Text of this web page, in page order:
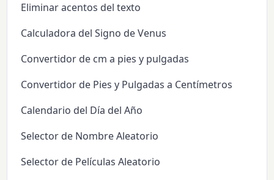
Eliminar acentos del texto
Calculadora del Signo de Venus
Convertidor de cm a pies y pulgadas
Convertidor de Pies y Pulgadas a Centímetros
Calendario del Día del Año
Selector de Nombre Aleatorio
Selector de Películas Aleatorio